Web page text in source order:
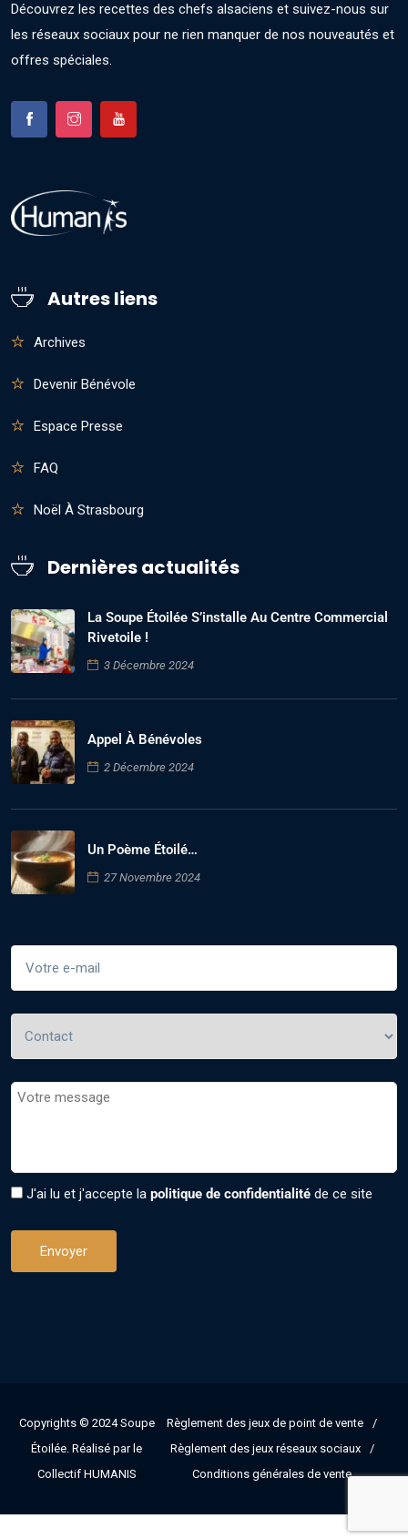
Découvrez les recettes des chefs alsaciens et suivez-nous sur
les réseaux sociaux pour ne rien manquer de nos nouveautés et
offres spéciales.
Autres liens
Archives
Devenir Bénévole
Espace Presse
FAQ
Noël À Strasbourg
Dernières actualités
La Soupe Étoilée S’installe Au Centre Commercial
Rivetoile !
3 Décembre 2024
Appel À Bénévoles
2 Décembre 2024
Un Poème Étoilé…
27 Novembre 2024
J'ai lu et j'accepte la politique de confidentialité de ce site
Copyrights © 2024Soupe
Étoilée. Réalisé par le
Collectif HUMANIS
Règlement des jeux de point de vente
Règlement des jeux réseaux sociaux
Conditions générales de vente